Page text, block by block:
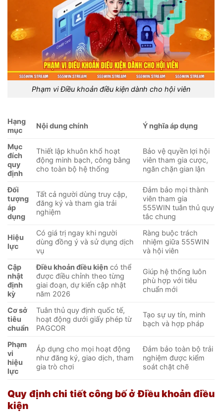
Phạm vi Điều khoản điều kiện dành cho hội viên
Hạng
mục
Nội dung chính Ý nghĩa áp dụng
Mục
đích
quy
định
Thiết lập khuôn khổ hoạt
động minh bạch, công bằng
cho toàn bộ hệ thống
Bảo vệ quyền lợi hội
viên tham gia cược,
ngăn chặn gian lận
Đối
tượng
áp
dụng
Tất cả người dùng truy cập,
đăng ký và tham gia trải
nghiệm
Đảm bảo mọi thành
viên tham gia
555WIN tuân thủ quy
tắc chung
Hiệu
lực
Có giá trị ngay khi người
dùng đồng ý và sử dụng dịch
vụ
Ràng buộc trách
nhiệm giữa 555WIN
và hội viên
Cập
nhật
định
kỳ
Điều khoản điều kiện có thể
được điều chỉnh theo từng
giai đoạn, dự kiến cập nhật
năm 2026
Giúp hệ thống luôn
phù hợp với tiêu
chuẩn mới
Cơ sở
tiêu
chuẩn
Tuân thủ quy định quốc tế,
hoạt động dưới giấy phép từ
PAGCOR
Tạo sự uy tín, minh
bạch và hợp pháp
Phạm
vi
hiệu
lực
Áp dụng cho mọi hoạt động
như đăng ký, giao dịch, tham
gia trò chơi
Đảm bảo toàn bộ trải
nghiệm được kiểm
soát chặt chẽ
Quy định chi tiết công bố ở Điều khoản điều
kiện